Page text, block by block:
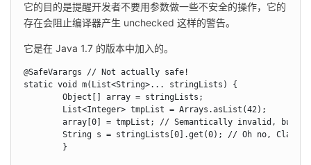
它的目的是提醒开发者不要用参数做一些不安全的操作，它的
存在会阻止编译器产生 unchecked 这样的警告。
它是在 Java 1.7 的版本中加入的。
@SafeVarargs // Not actually safe!
static void m(List<String>... stringLists) {
        Object[] array = stringLists;
        List<Integer> tmpList = Arrays.asList(42);
array[0] = tmpList; // Semantically invalid, but
String s = stringLists[0].get(0); // Oh no,
        }